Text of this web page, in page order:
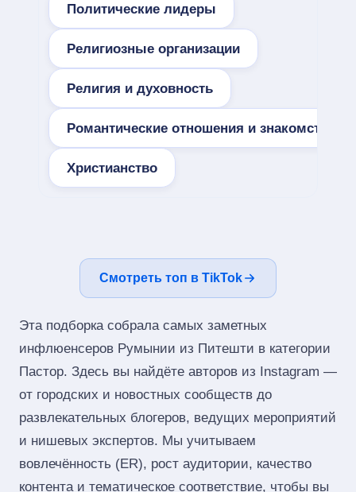
Политические лидеры
Религиозные организации
Религия и духовность
Романтические отношения и знакомства
Христианство
Смотреть топ в TikTok
Эта подборка собрала самых заметных
инфлюенсеров Румынии из Питешти в категории
Пастор. Здесь вы найдёте авторов из Instagram —
от городских и новостных сообществ до
развлекательных блогеров, ведущих мероприятий
и нишевых экспертов. Мы учитываем
вовлечённость (ER), рост аудитории, качество
контента и тематическое соответствие, чтобы вы